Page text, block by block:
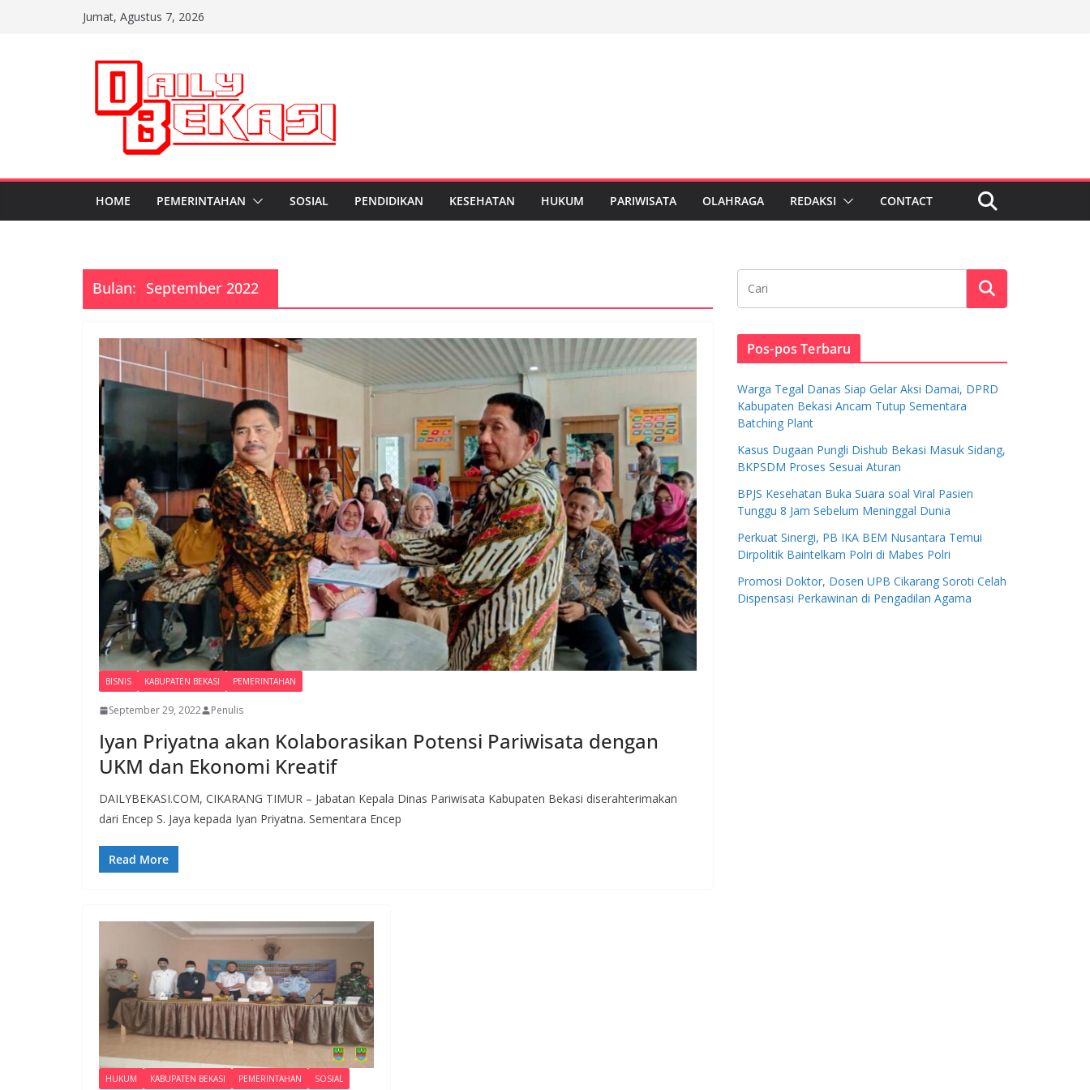
Jumat, Agustus 7, 2026
HOME PEMERINTAHAN SOSIAL PENDIDIKAN KESEHATAN HUKUM PARIWISATA OLAHRAGA REDAKSI CONTACT
Bulan: September 2022
BISNIS KABUPATEN BEKASI PEMERINTAHAN
September 29, 2022 Penulis
Iyan Priyatna akan Kolaborasikan Potensi Pariwisata dengan
UKM dan Ekonomi Kreatif
DAILYBEKASI.COM, CIKARANG TIMUR – Jabatan Kepala Dinas Pariwisata Kabupaten Bekasi diserahterimakan
dari Encep S. Jaya kepada Iyan Priyatna. Sementara Encep
Read More
HUKUM KABUPATEN BEKASI PEMERINTAHAN SOSIAL
Pos-pos Terbaru
Warga Tegal Danas Siap Gelar Aksi Damai, DPRD
Kabupaten Bekasi Ancam Tutup Sementara
Batching Plant
Kasus Dugaan Pungli Dishub Bekasi Masuk Sidang,
BKPSDM Proses Sesuai Aturan
BPJS Kesehatan Buka Suara soal Viral Pasien
Tunggu 8 Jam Sebelum Meninggal Dunia
Perkuat Sinergi, PB IKA BEM Nusantara Temui
Dirpolitik Baintelkam Polri di Mabes Polri
Promosi Doktor, Dosen UPB Cikarang Soroti Celah
Dispensasi Perkawinan di Pengadilan Agama